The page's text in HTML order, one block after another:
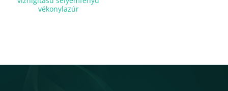
vékonylazúr